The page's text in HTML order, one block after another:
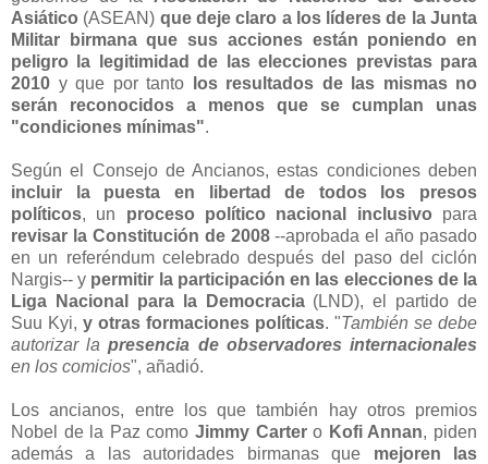
Asiático (ASEAN) que deje claro a los líderes de la Junta
Militar birmana que sus acciones están poniendo en
peligro la legitimidad de las elecciones previstas para
2010 y que por tanto
los resultados de las mismas no
serán reconocidos a menos que se cumplan unas
"condiciones mínimas".
Según el Consejo de Ancianos, estas condiciones deben
incluir la puesta en libertad de todos los presos
políticos, un proceso político nacional inclusivo para
revisar la Constitución de 2008--aprobada el año pasado
en un referéndum celebrado después del paso del ciclón
Nargis-- y permitir la participación en las elecciones de la
Liga Nacional para la Democracia(LND), el partido de
Suu Kyi, y otras formaciones políticas. "También se debe
autorizar lapresencia de observadores internacionales
en los comicios", añadió.
Los ancianos, entre los que también hay otros premios
Nobel de la Paz como Jimmy Cartero Kofi Annan, piden
además a las autoridades birmanas que mejoren las